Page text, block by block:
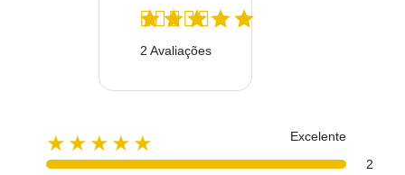
2 Avaliações
★★★★★
Excelente
2